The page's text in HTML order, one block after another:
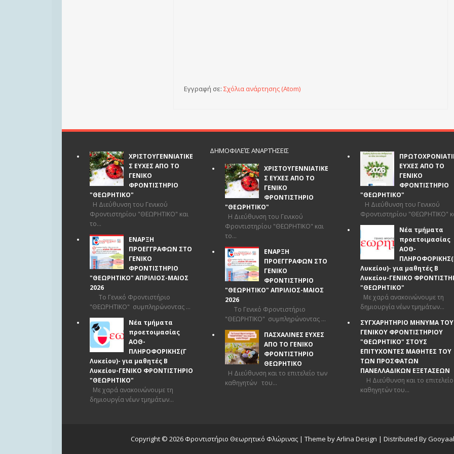
Εγγραφή σε: Σχόλια ανάρτησης (Atom)
ΧΡΙΣΤΟΥΓΕΝΝΙΑΤΙΚΕ
Σ ΕΥΧΕΣ ΑΠΟ ΤΟ
ΓΕΝΙΚΟ
ΦΡΟΝΤΙΣΤΗΡΙΟ
"ΘΕΩΡΗΤΙΚΟ"
Η Διεύθυνση του Γενικού
Φροντιστηρίου "ΘΕΩΡΗΤΙΚΟ" και
το...
ΕΝΑΡΞΗ
ΠΡΟΕΓΓΡΑΦΩΝ ΣΤΟ
ΓΕΝΙΚΟ
ΦΡΟΝΤΙΣΤΗΡΙΟ
"ΘΕΩΡΗΤΙΚΟ" ΑΠΡΙΛΙΟΣ-ΜΑΙΟΣ
2026
Το Γενικό Φροντιστήριο
"ΘΕΩΡΗΤΙΚΟ" συμπληρώνοντας ...
Νέα τμήματα
προετοιμασίας
ΑΟΘ-
ΠΛΗΡΟΦΟΡΙΚΗΣ(Γ
Λυκείου)- για μαθητές Β
Λυκείου-ΓΕΝΙΚΟ ΦΡΟΝΤΙΣΤΗΡΙΟ
"ΘΕΩΡΗΤΙΚΟ"
Με χαρά ανακοινώνουμε τη
δημιουργία νέων τμημάτων...
ΔΗΜΟΦΙΛΕΊΣ ΑΝΑΡΤΉΣΕΙΣ
ΧΡΙΣΤΟΥΓΕΝΝΙΑΤΙΚΕ
Σ ΕΥΧΕΣ ΑΠΟ ΤΟ
ΓΕΝΙΚΟ
ΦΡΟΝΤΙΣΤΗΡΙΟ
"ΘΕΩΡΗΤΙΚΟ"
Η Διεύθυνση του Γενικού
Φροντιστηρίου "ΘΕΩΡΗΤΙΚΟ" και
το...
ΕΝΑΡΞΗ
ΠΡΟΕΓΓΡΑΦΩΝ ΣΤΟ
ΓΕΝΙΚΟ
ΦΡΟΝΤΙΣΤΗΡΙΟ
"ΘΕΩΡΗΤΙΚΟ" ΑΠΡΙΛΙΟΣ-ΜΑΙΟΣ
2026
Το Γενικό Φροντιστήριο
"ΘΕΩΡΗΤΙΚΟ" συμπληρώνοντας ...
ΠΑΣΧΑΛΙΝΕΣ ΕΥΧΕΣ
ΑΠΟ ΤΟ ΓΕΝΙΚΟ
ΦΡΟΝΤΙΣΤΗΡΙΟ
ΘΕΩΡΗΤΙΚΟ
Η Διεύθυνση και το επιτελείο των
καθηγητών του...
ΕΥΧΕΣ ΑΠΟ ΤΟ
ΓΕΝΙΚΟ
ΦΡΟΝΤΙΣΤΗΡΙΟ
"ΘΕΩΡΗΤΙΚΟ"
Η Διεύθυνση του Γενικού
Φροντιστηρίου "ΘΕΩΡΗΤΙΚΟ"
Νέα τμήματα
προετοιμασίας
ΑΟΘ-
Λυκείου)- για μαθητές Β
Λυκείου-ΓΕΝΙΚΟ
"ΘΕΩΡΗΤΙΚΟ"
Με χαρά ανακοινώνουμε τη
δημιουργία νέων τμημάτων...
ΣΥΓΧΑΡΗΤΗΡΙΟ ΜΗΝΥΜΑ ΤΟΥ
ΓΕΝΙΚΟΥ ΦΡΟΝΤΙΣΤΗΡΙΟΥ
"ΘΕΩΡΗΤΙΚΟ" ΣΤΟΥΣ
ΕΠΙΤΥΧΟΝΤΕΣ ΜΑΘΗΤΕΣ ΤΟΥ
ΤΩΝ ΠΡΟΣΦΑΤΩΝ
ΠΑΝΕΛΛΑΔΙΚΩΝ ΕΞΕΤΑΣΕΩΝ
Η Διεύθυνση και το
καθηγητών του...
Copyright © 2026 Φροντιστήριο Θεωρητικό Φλώρινας| Theme byArlina Design | Distributed By